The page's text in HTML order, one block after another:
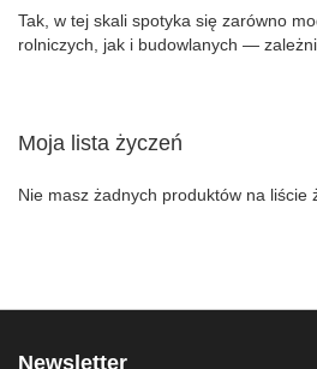
Tak, w tej skali spotyka się zarówno
rolniczych, jak i budowlanych —
Moja lista życzeń
Nie masz żadnych produktów na liście
Newsletter